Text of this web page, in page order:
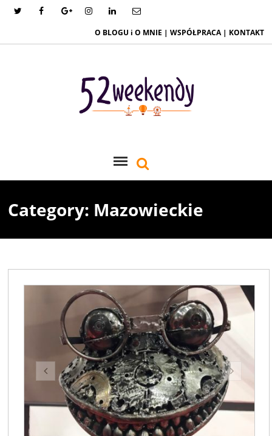
O BLOGU i O MNIE | WSPÓŁPRACA | KONTAKT
Category: Mazowieckie